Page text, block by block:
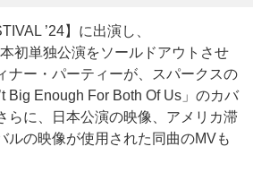
’24】に出演し、
初単独公演をソールドアウトさせ
ナー・パーティーが、スパークスの
Big Enough For Both Of Us」のカバ
らに、日本公演の映像、アメリカ滞
ルの映像が使用された同曲のMVも